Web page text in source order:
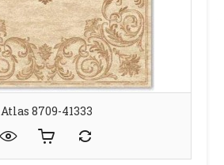
Atlas 8709-41333